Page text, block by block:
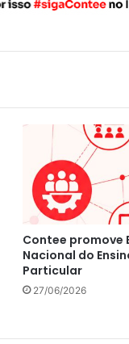
Contee promove
Nacional do
Particular
27/06/2026